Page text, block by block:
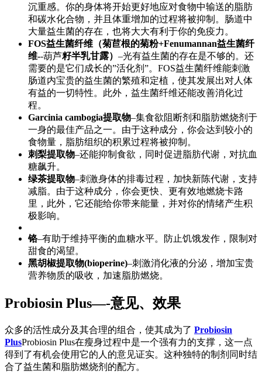
沉重感。你的身体将开始更好地应对食物中输送的脂肪
和碳水化合物，并且体重增加的过程将被抑制。肠道中
大量益生菌的存在，也将大大有利于你的免疫力。
FOS益生菌纤维（菊苣根的菊粉+Fenumannan益生菌纤
维--葫芦籽半乳甘露） –光有益生菌的存在是不够的。还
需要的是它们成长的”活化剂”。FOS益生菌纤维能刺激
肠道内宝贵的益生菌的繁殖和定植，使其发展出对人体
有益的一切特性。此外，益生菌纤维还能改善消化过
程。
Garcinia cambogia提取物–集食欲阻断剂和脂肪燃烧剂于
一身的最佳产品之一。由于这种成分，你会达到较小的
食物量，脂肪组织的积累过程将被抑制。
刺梨提取物–还能抑制食欲，同时促进脂肪代谢，对抗血
糖飙升。
绿茶提取物–刺激身体的排毒过程，加快新陈代谢，支持
减脂。由于这种成分，你会更快、更有效地燃烧卡路
里，此外，它还能给你带来能量，并对你的情绪产生积
极影响。
铬–有助于维持平衡的血糖水平。防止饥饿发作，限制对
甜食的渴望。
黑胡椒提取物(bioperine)–刺激消化液的分泌，增加宝贵
营养物质的吸收，加速脂肪燃烧。
Probiosin Plus—-意见、效果
众多的活性成分及其合理的组合，使其成为了 Probiosin
PlusProbiosin Plus在瘦身过程中是一个强有力的支撑，这一点
得到了有机会使用它的人的意见证实。这种独特的制剂同时结
合了益生菌和脂肪燃烧剂的配方。